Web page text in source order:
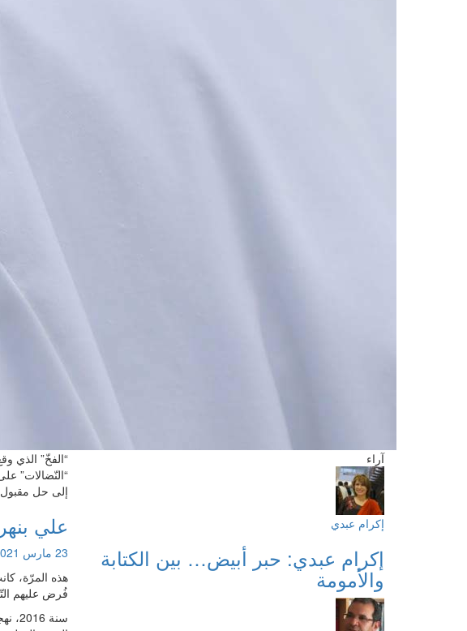
“الفخّ” الذي
“النّضالات”
إلى حل
علي
23 مارس 2021
هذه المرّة،
فُرض عليهم
سنة
آراء
إكرام عبدي
إكرام عبدي: حبر أبيض… بين الكتابة
والأمومة